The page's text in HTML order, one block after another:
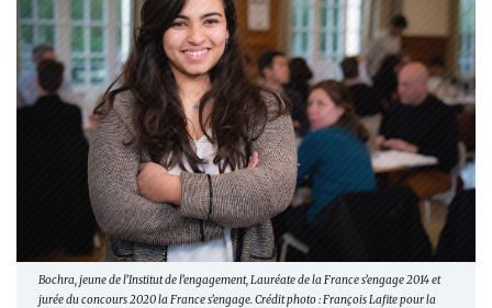
Bochra, jeune de l’Institut de l’engagement, Lauréate de la France s’engage 2014 et
jurée du concours 2020 la France s’engage. Crédit photo : François Lafite pour la